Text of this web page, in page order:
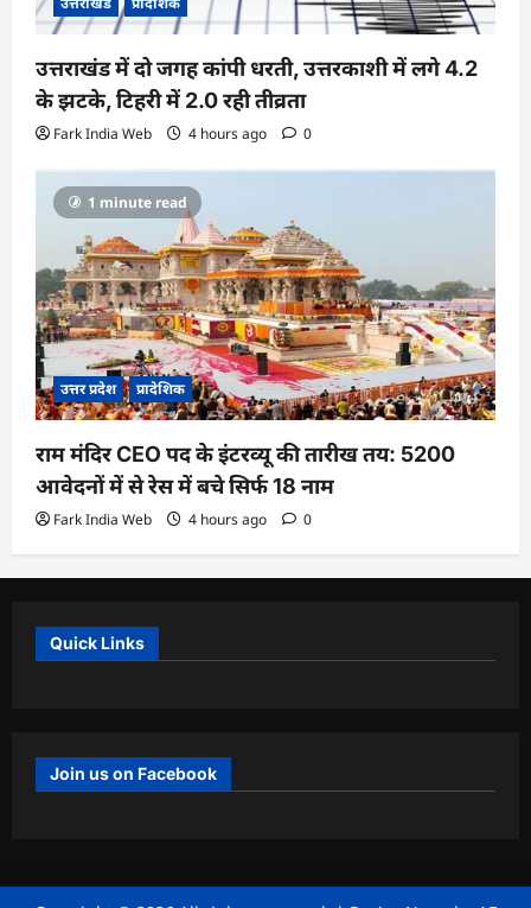
उत्तराखंड में दो जगह कांपी धरती, उत्तरकाशी में लगे 4.2
के झटके, टिहरी में 2.0 रही तीव्रता
Fark India Web 4 hours ago 0
1 minute read
उत्तर प्रदेश प्रादेशिक
राम मंदिर CEO पद के इंटरव्यू की तारीख तय: 5200
आवेदनों में से रेस में बचे सिर्फ 18 नाम
Fark India Web 4 hours ago 0
Quick Links
Join us on Facebook